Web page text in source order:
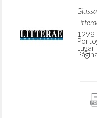
1998
Lugar